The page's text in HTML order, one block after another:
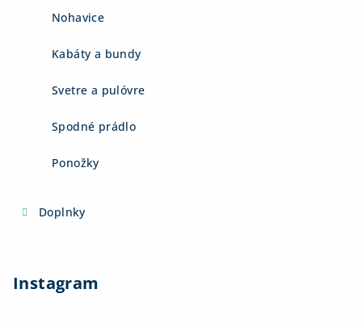
Nohavice
Kabáty a bundy
Svetre a pulóvre
Spodné prádlo
Ponožky
Doplnky
Instagram